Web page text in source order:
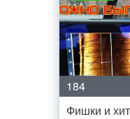
184
Фишки и